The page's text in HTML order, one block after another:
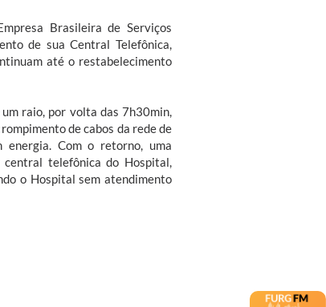
Brasileira de Serviços
de sua Central Telefônica,
até o restabelecimento
raio, por volta das 7h30min,
de cabos da rede de
energia. Com o retorno, uma
telefônica do Hospital,
o Hospital sem atendimento